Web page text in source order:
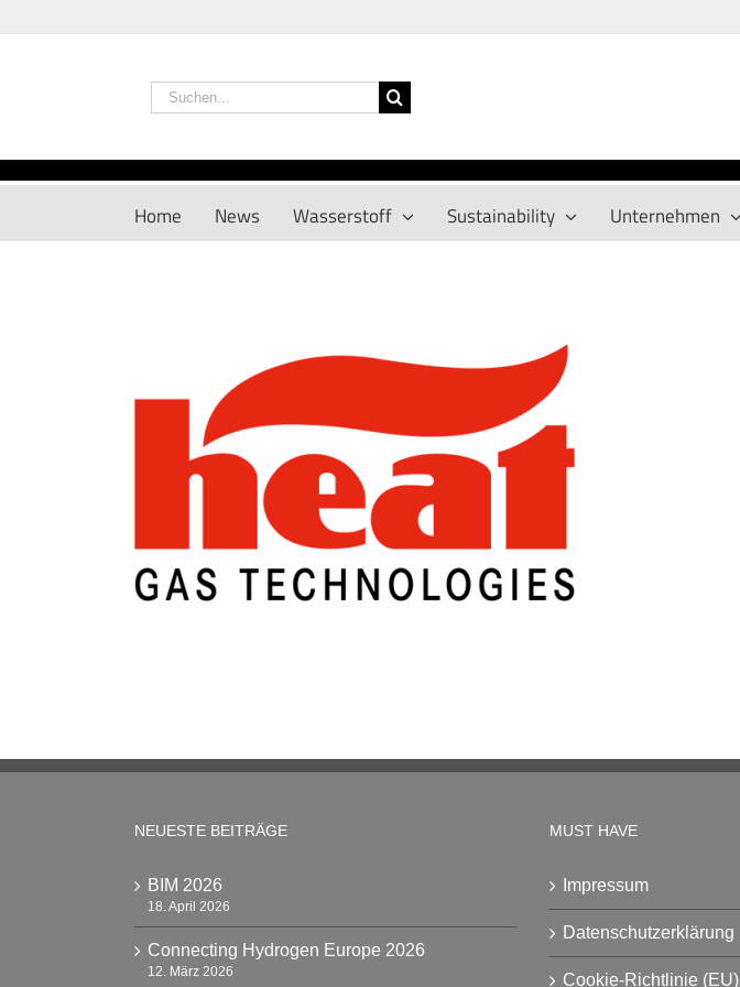
Inhalt
Suche
nach:
Home News Wasserstoff Sustainability Unternehmen
NEUESTE BEITRÄGE
BIM 2026
18. April 2026
Connecting Hydrogen Europe 2026
12. März 2026
MUST HAVE
Impressum
Datenschutzerklärung
Cookie-Richtlinie (EU)